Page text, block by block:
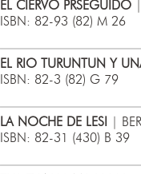
EL CIERVO PRSEGUIDO
ISBN: 82-93 (82) M 26
EL RIO TURUNTUN Y
ISBN: 82-3 (82) G 79
LA NOCHE DE LESI
|
ISBN: 82-31 (430) B 39